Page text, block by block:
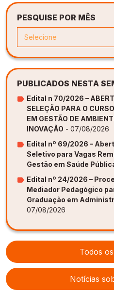
PESQUISE POR MÊS
PUBLICADOS NESTA
Edital n 70/2026 –
SELEÇÃO PARA O
EM GESTÃO DE
INOVAÇÃO - 07/08/2026
Edital nº 69/2026 –
Seletivo para Vagas
Gestão em Saúde
Edital nº 24/2026 –
Mediador Pedagógico
Graduação em
07/08/2026
Todos
Notícias